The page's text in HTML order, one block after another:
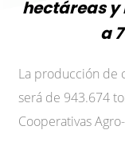
hectáreas y
a
La producción de
será de 943.674
Cooperativas